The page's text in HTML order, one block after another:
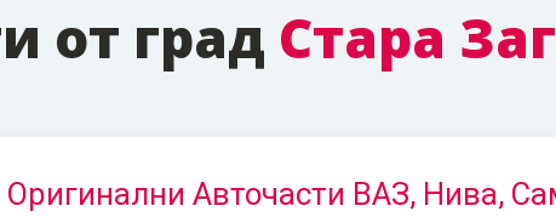
от град Стара
Оригинални Авточасти ВАЗ, Нива,